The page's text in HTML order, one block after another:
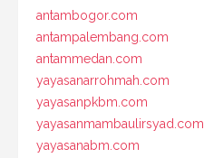
antambogor.com
antampalembang.com
antammedan.com
yayasanarrohmah.com
yayasanpkbm.com
yayasanmambaulirsyad.com
yayasanabm.com